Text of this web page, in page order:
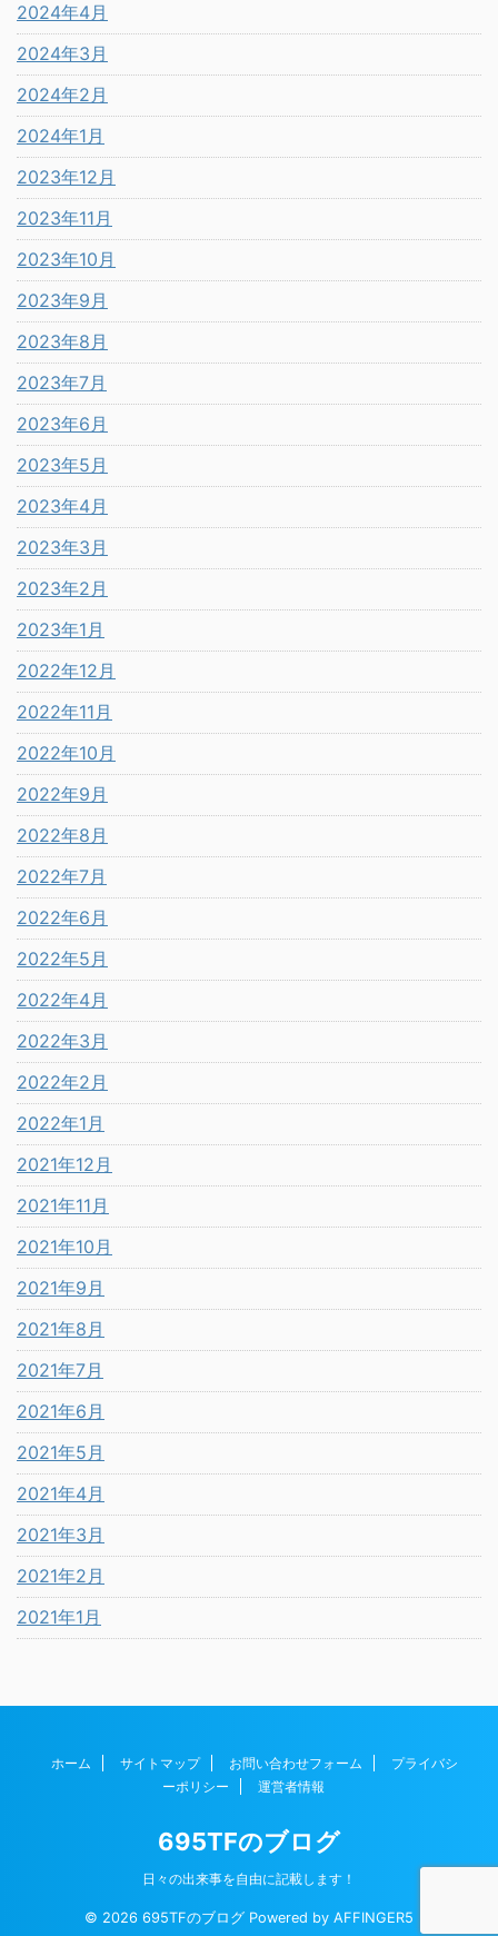
2024年4月
2024年3月
2024年2月
2024年1月
2023年12月
2023年11月
2023年10月
2023年9月
2023年8月
2023年7月
2023年6月
2023年5月
2023年4月
2023年3月
2023年2月
2023年1月
2022年12月
2022年11月
2022年10月
2022年9月
2022年8月
2022年7月
2022年6月
2022年5月
2022年4月
2022年3月
2022年2月
2022年1月
2021年12月
2021年11月
2021年10月
2021年9月
2021年8月
2021年7月
2021年6月
2021年5月
2021年4月
2021年3月
2021年2月
2021年1月
ホーム サイトマップ お問い合わせフォーム
プライバシ
ーポリシー
運営者情報
695TFのブログ
日々の出来事を自由に記載します！
© 2026 695TFのブログ Powered by AFFINGER5